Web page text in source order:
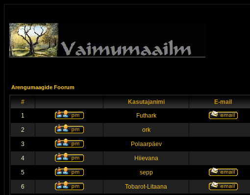
Arengumaagide Foorum
# Kasutajanimi E-mail
1
Futhark
2 ork
3 Polaarpäev
4 Hiievana
5 sepp
6 Tobarot-Litaana